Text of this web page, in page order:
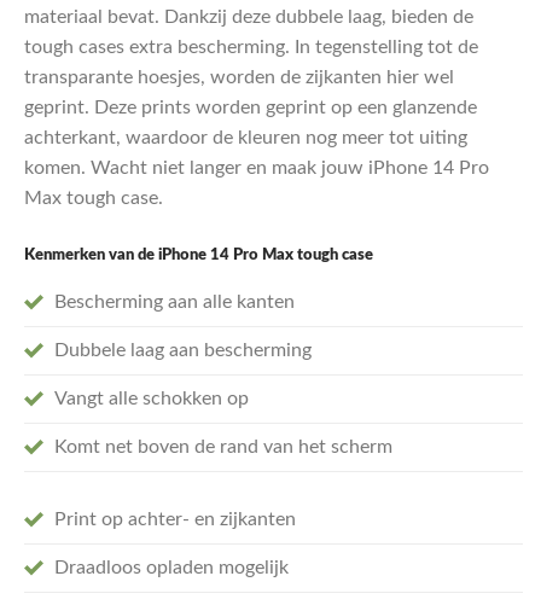
materiaal bevat. Dankzij deze dubbele laag, bieden de
tough cases extra bescherming. In tegenstelling tot de
transparante hoesjes, worden de zijkanten hier wel
geprint. Deze prints worden geprint op een glanzende
achterkant, waardoor de kleuren nog meer tot uiting
komen. Wacht niet langer en maak jouw iPhone 14 Pro
Max tough case.
Kenmerken van de iPhone 14 Pro Max tough case
Bescherming aan alle kanten
Dubbele laag aan bescherming
Vangt alle schokken op
Komt net boven de rand van het scherm
Print op achter- en zijkanten
Draadloos opladen mogelijk